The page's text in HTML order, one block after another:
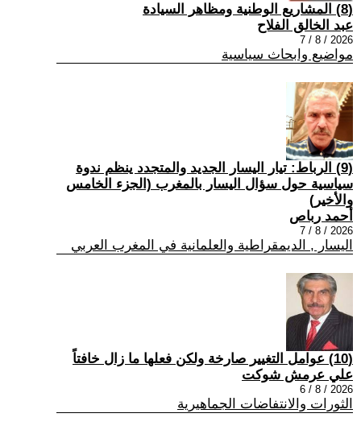
(8) المشاريع الوطنية ومظاهر السيادة
عبد الخالق الفلاح
2026 / 8 / 7
مواضيع وابحاث سياسية
(9) الرباط: تيار اليسار الجديد والمتجدد ينظم ندوة
سياسية حول سؤال اليسار بالمغرب (الجزء الخامس
والأخير)
أحمد رباص
2026 / 8 / 7
اليسار , الديمقراطية والعلمانية في المغرب العربي
(10) عوامل التغيير صارخة ولكن فعلها ما زال خافتاً
علي عرمش شوكت
2026 / 8 / 6
الثورات والانتفاضات الجماهيرية